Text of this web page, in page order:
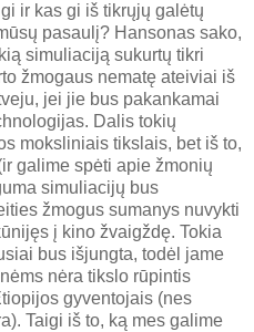
ir kas gi iš tikrųjų galėtų
pasaulį? Hansonas sako,
simuliaciją sukurtų tikri
žmogaus nematę ateiviai iš
jei jie bus pakankamai
Dalis tokių
moksliniais tikslais, bet iš to,
galime spėti apie žmonių
simuliacijų bus
žmogus sumanys nuvykti
į kino žvaigždę. Tokia
bus išjungta, todėl jame
nėra tikslo rūpintis
gyventojais (nes
Taigi iš to, ką mes galime